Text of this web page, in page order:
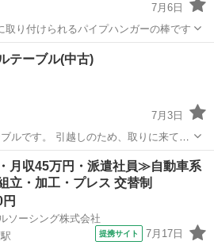
7月6日
取り付けられるパイプハンガーの棒です
収納家具
テーブル(中古)
7月3日
ルです。 引越しのため、取りに来てく
っかりしていて、まだまだ使えます。
あることをご了承いただける方のみお
よろし...
具
月収45万円・派遣社員≫自動車系
立・加工・プレス 交替制
ソーシング株式会社
提携サイト 7月17日